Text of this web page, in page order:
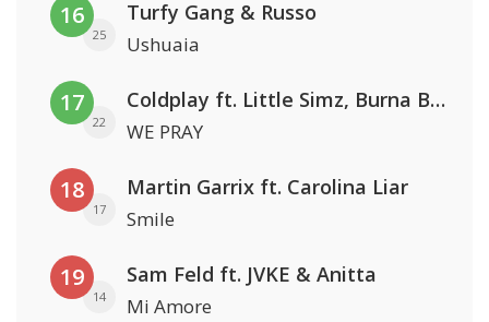
16
25
Turfy Gang & Russo
Ushuaia
17
22
Coldplay ft. Little Simz, Burna Boy, Elyanna & Tini
WE PRAY
18
17
Martin Garrix ft. Carolina Liar
Smile
19
14
Sam Feld ft. JVKE & Anitta
Mi Amore